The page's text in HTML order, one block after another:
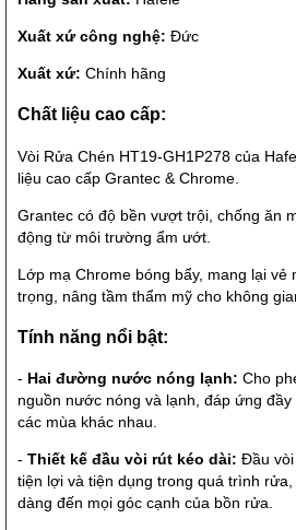
Xuất xứ công nghệ: Đức
Xuất xứ: Chính hãng
Chất liệu cao cấp:
Vòi Rửa Chén HT19-GH1P278 của
liệu cao cấp Grantec & Chrome.
Grantec có độ bền vượt trội, chống ăn
động từ môi trường ẩm ướt.
Lớp mạ Chrome bóng bẩy, mang lại vẻ
trọng, nâng tầm thẩm mỹ cho không
Tính năng nổi bật:
- Hai đường nước nóng lạnh: Cho
nguồn nước nóng và lạnh, đáp ứng
các mùa khác nhau.
- Thiết kế đầu vòi rút kéo dài: Đầu
tiện lợi và tiện dụng trong quá trình
dàng đến mọi góc cạnh của bồn rửa.